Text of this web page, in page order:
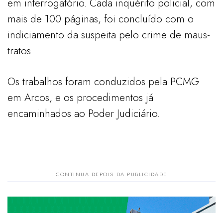
mais de 100 páginas, foi concluído com o
indiciamento da suspeita pelo crime de maus-
tratos.
Os trabalhos foram conduzidos pela PCMG
em Arcos, e os procedimentos já
encaminhados ao Poder Judiciário.